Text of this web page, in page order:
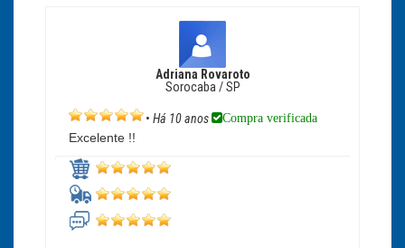
Adriana Rovaroto
Sorocaba / SP
• Há 10 anos Compra verificada
Excelente !!